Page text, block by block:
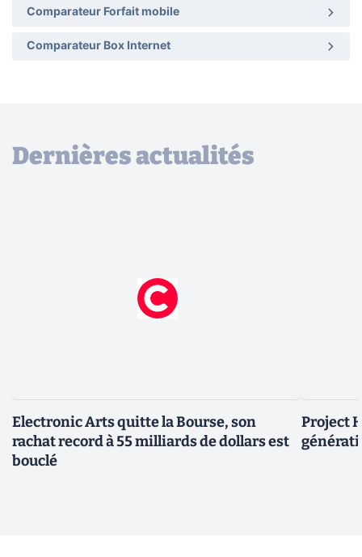
Comparateur Forfait mobile
Comparateur Box Internet
Dernières actualités
Electronic Arts quitte la Bourse, son
rachat record à 55 milliards de dollars est
bouclé
Project